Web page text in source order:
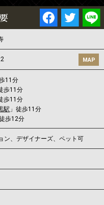
MAP
11分
歩11分
歩11分
駅 」徒歩11分
歩12分
ン、デザイナーズ、ペット可